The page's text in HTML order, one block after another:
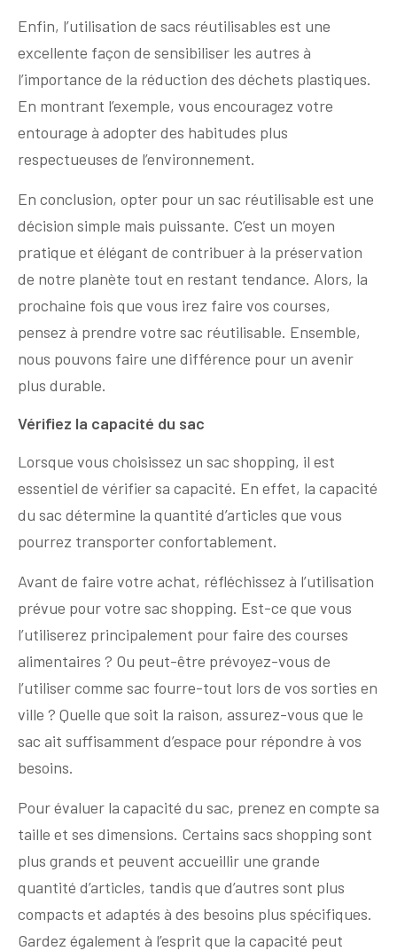
Enfin, l’utilisation de sacs réutilisables est une
excellente façon de sensibiliser les autres à
l’importance de la réduction des déchets plastiques.
En montrant l’exemple, vous encouragez votre
entourage à adopter des habitudes plus
respectueuses de l’environnement.
En conclusion, opter pour un sac réutilisable est une
décision simple mais puissante. C’est un moyen
pratique et élégant de contribuer à la préservation
de notre planète tout en restant tendance. Alors, la
prochaine fois que vous irez faire vos courses,
pensez à prendre votre sac réutilisable. Ensemble,
nous pouvons faire une différence pour un avenir
plus durable.
Vérifiez la capacité du sac
Lorsque vous choisissez un sac shopping, il est
essentiel de vérifier sa capacité. En effet, la capacité
du sac détermine la quantité d’articles que vous
pourrez transporter confortablement.
Avant de faire votre achat, réfléchissez à l’utilisation
prévue pour votre sac shopping. Est-ce que vous
l’utiliserez principalement pour faire des courses
alimentaires ? Ou peut-être prévoyez-vous de
l’utiliser comme sac fourre-tout lors de vos sorties en
ville ? Quelle que soit la raison, assurez-vous que le
sac ait suffisamment d’espace pour répondre à vos
besoins.
Pour évaluer la capacité du sac, prenez en compte sa
taille et ses dimensions. Certains sacs shopping sont
plus grands et peuvent accueillir une grande
quantité d’articles, tandis que d’autres sont plus
compacts et adaptés à des besoins plus spécifiques.
Gardez également à l’esprit que la capacité peut